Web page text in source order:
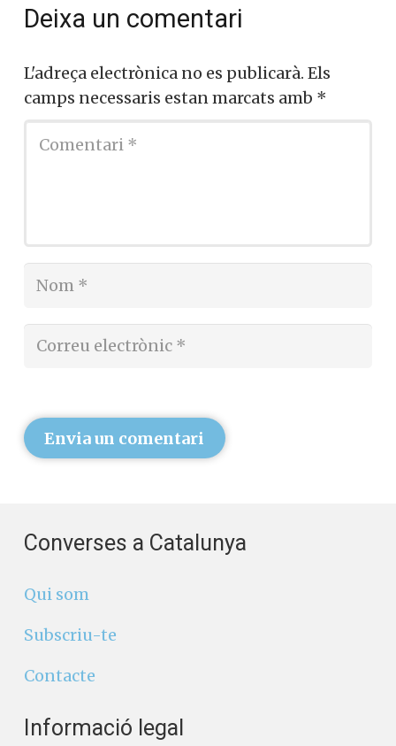
Deixa un comentari
L'adreça electrònica no es publicarà. Els
camps necessaris estan marcats amb *
Envia un comentari
Converses a Catalunya
Qui som
Subscriu-te
Contacte
Informació legal